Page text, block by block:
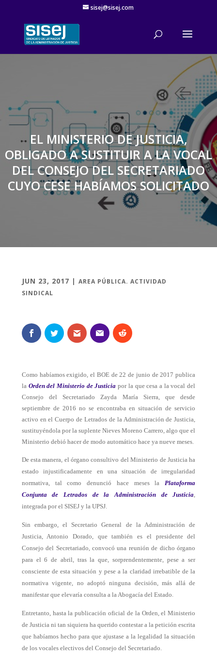
sisej@sisej.com
'
EL MINISTERIO DE JUSTICIA,
OBLIGADO A SUSTITUIR A LA VOCAL
DEL CONSEJO DEL SECRETARIADO
CUYO CESE HABÍAMOS SOLICITADO
JUN 23, 2017 | AREA PÚBLICA. ACTIVIDAD
SINDICAL
Como habíamos exigido, el BOE de 22 de junio de 2017 publica
la Orden del Ministerio de Justicia por la que cesa a la vocal del
Consejo del Secretariado Zayda María Sierra, que desde
septiembre de 2016 no se encontraba en situación de servicio
activo en el Cuerpo de Letrados de la Administración de Justicia,
sustituyéndola por la suplente Nieves Moreno Carrero, algo que el
Ministerio debió hacer de modo automático hace ya nueve meses.
De esta manera, el órgano consultivo del Ministerio de Justicia ha
estado injustificadamente en una situación de irregularidad
normativa, tal como denunció hace meses laPlataforma
Conjunta de Letrados de la Administración de Justicia,
integrada por el SISEJ y la UPSJ.
Sin embargo, el Secretario General de la Administración de
Justicia, Antonio Dorado, que también es el presidente del
Consejo del Secretariado, convocó una reunión de dicho órgano
para el 6 de abril, tras la que, sorprendentemente, pese a ser
consciente de esta situación y pese a la claridad irrebatible de la
normativa vigente, no adoptó ninguna decisión, más allá de
manifestar que elevaría consulta a la Abogacía del Estado.
Entretanto, hasta la publicación oficial de la Orden, el Ministerio
de Justicia ni tan siquiera ha querido contestar a la petición escrita
que habíamos hecho para que ajustase a la legalidad la situación
de los vocales electivos del Consejo del Secretariado.